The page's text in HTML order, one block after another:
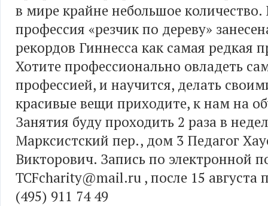
в мире крайне небольшое количество.
профессия «резчик по дереву»
рекордов Гиннесса как самая редкая
Хотите профессионально овладеть
профессией, и научится, делать
красивые вещи приходите, к нам на
Занятия буду проходить 2 раза в
Марксистский пер., дом 3 Педагог
Викторович. Запись по электронной
TCFcharity@mail.ru , после 15 августа
(495) 911 74 49